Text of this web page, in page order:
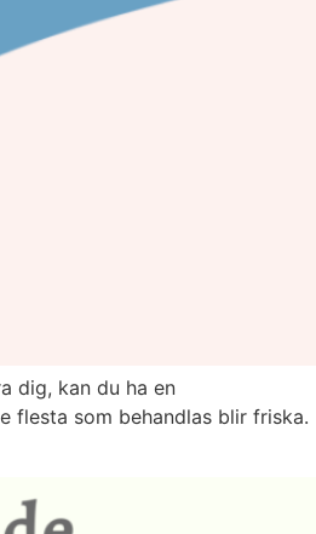
dig, kan du ha en
flesta som behandlas blir friska.